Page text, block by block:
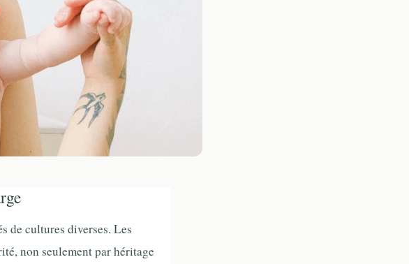
de cultures diverses. Les
non seulement par héritage